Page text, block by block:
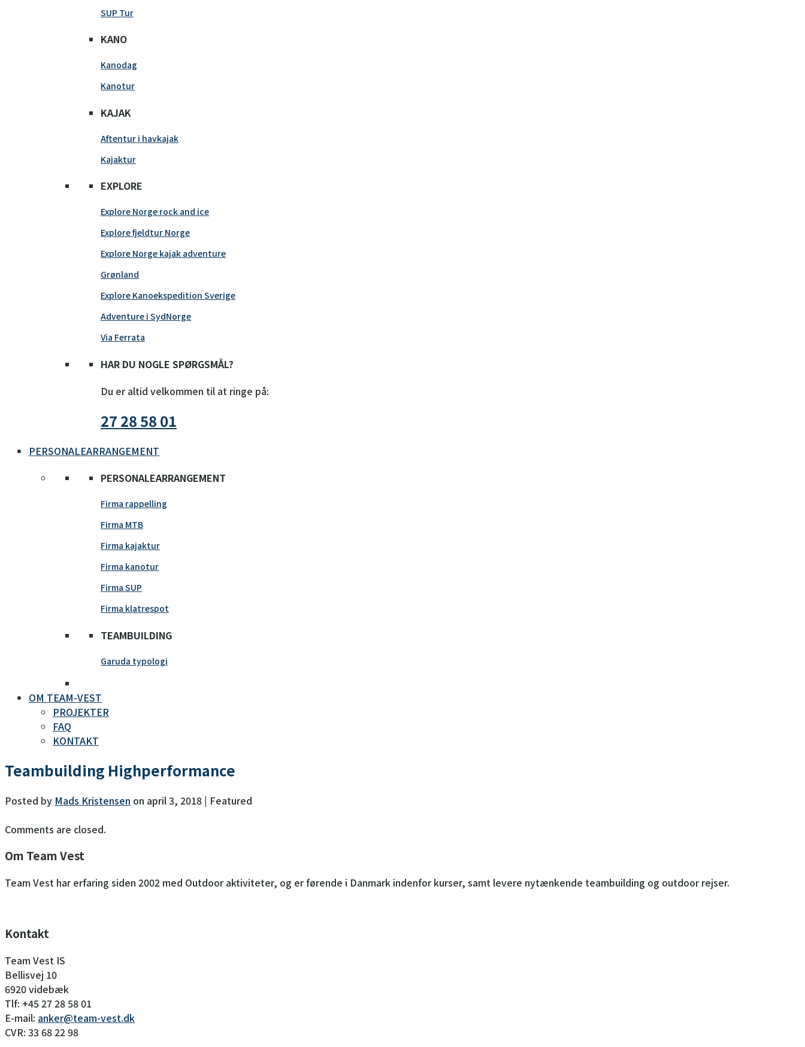
SUP Tur
KANO
Kanodag
Kanotur
KAJAK
Aftentur i havkajak
Kajaktur
EXPLORE
Explore Norge rock and ice
Explore fjeldtur Norge
Explore Norge kajak adventure
Grønland
Explore Kanoekspedition Sverige
Adventure i SydNorge
Via Ferrata
HAR DU NOGLE SPØRGSMÅL?
Du er altid velkommen til at ringe på:
27 28 58 01
PERSONALEARRANGEMENT
PERSONALEARRANGEMENT
Firma rappelling
Firma MTB
Firma kajaktur
Firma kanotur
Firma SUP
Firma klatrespot
TEAMBUILDING
Garuda typologi
OM TEAM-VEST
PROJEKTER
FAQ
KONTAKT
Teambuilding Highperformance
Posted by Mads Kristensen on april 3, 2018 | Featured
Comments are closed.
Om Team Vest
Team Vest har erfaring siden 2002 med Outdoor aktiviteter, og er førende i Danmark indenfor kurser, samt levere nytænkende teambuilding og outdoor rejser.
Kontakt
Team Vest IS
Bellisvej 10
6920 videbæk
Tlf: +45 27 28 58 01
E-mail: anker@team-vest.dk
CVR: 33 68 22 98